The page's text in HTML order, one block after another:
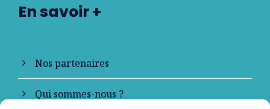
En savoir +
Nos partenaires
Qui sommes-nous ?